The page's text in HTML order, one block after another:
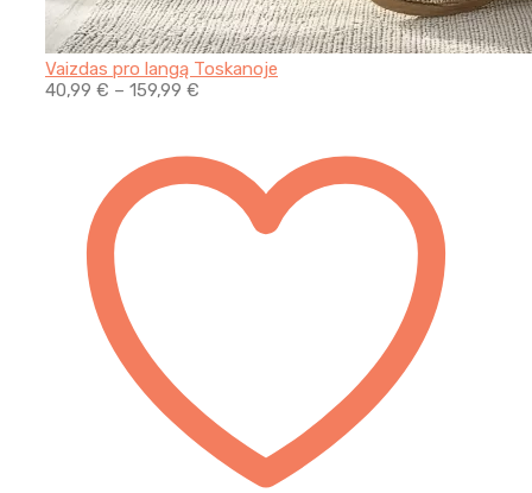
Vaizdas pro langą Toskanoje
40,99 € – 159,99 €